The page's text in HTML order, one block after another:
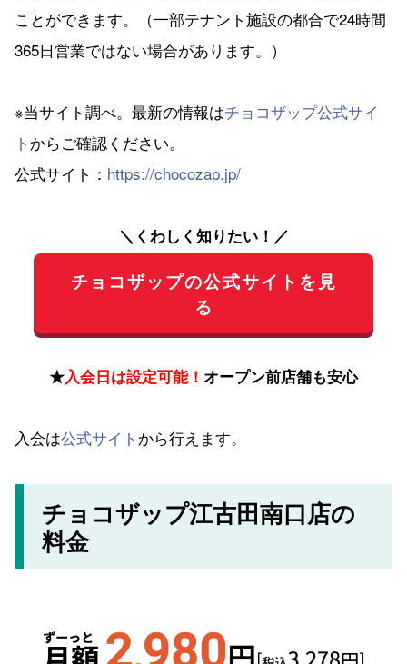
ことができます。（一部テナント施設の都合で24時間
365日営業ではない場合があります。）
※当サイト調べ。最新の情報はチョコザップ公式サイ
ト からご確認ください。
公式サイト： https://chocozap.jp/
＼くわしく知りたい！／
チョコザップの公式サイトを見
る
★入会日は設定可能！ オープン前店舗も安心
入会は公式サイト から行えます。
チョコザップ江古田南口店の
料金